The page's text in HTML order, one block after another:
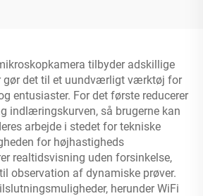
tilbyder adskillige
gør det til et uundværligt værktøj for
entusiaster. For det første reducerer
indlæringskurven, så brugerne kan
arbejde i stedet for tekniske
for højhastigheds
realtidsvisning uden forsinkelse,
observation af dynamiske prøver.
herunder WiFi